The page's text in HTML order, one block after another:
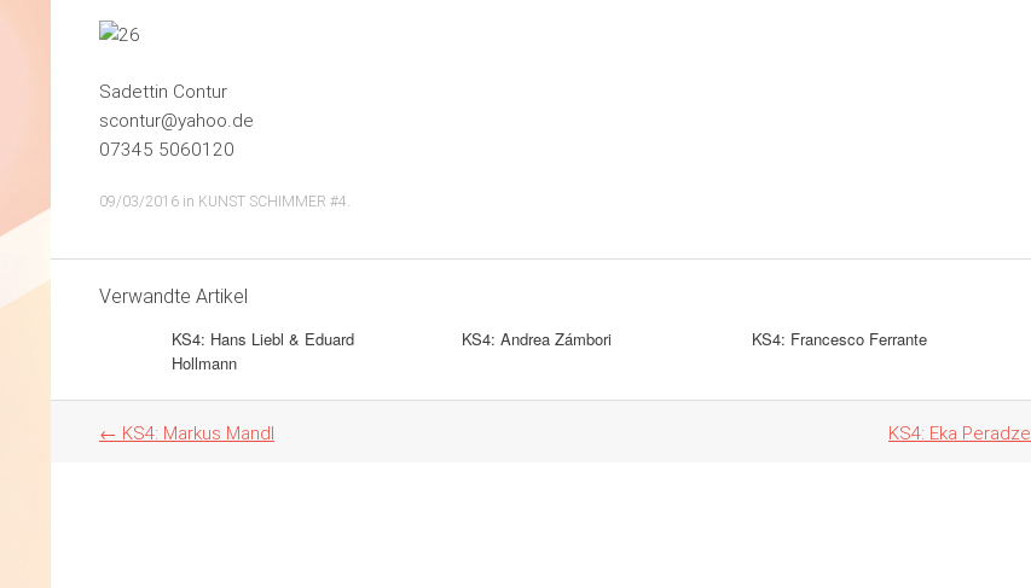
Sadettin Contur
scontur@yahoo.de
07345 5060120
09/03/2016 in KUNST SCHIMMER #4
Verwandte Artikel
KS4: Hans Liebl & Eduard
Hollmann
KS4: Andrea Zámbori KS4: Francesco Ferrante
Artikel
← KS4: Markus Mandl KS4: Eka Peradze